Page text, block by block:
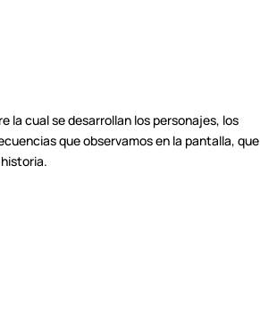
la cual se desarrollan los personajes, los
que observamos en la pantalla, que